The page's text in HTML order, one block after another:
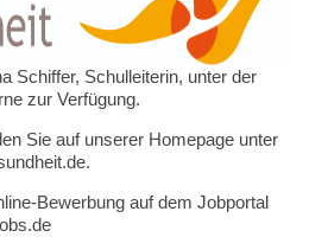
Schiffer, Schulleiterin, unter der
zur Verfügung.
Sie auf unserer Homepage unter
.
Bewerbung auf dem Jobportal